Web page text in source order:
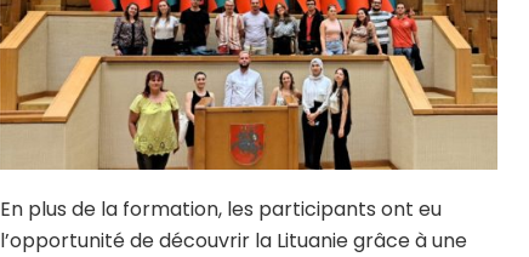
En plus de la formation, les participants ont eu
l’opportunité de découvrir la Lituanie grâce à une